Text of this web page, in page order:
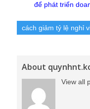
để phát triển
cách giảm tỷ lệ nghỉ
About
View all